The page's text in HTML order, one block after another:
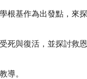
根基作為出發點，來
死與復活，並探討救
導。